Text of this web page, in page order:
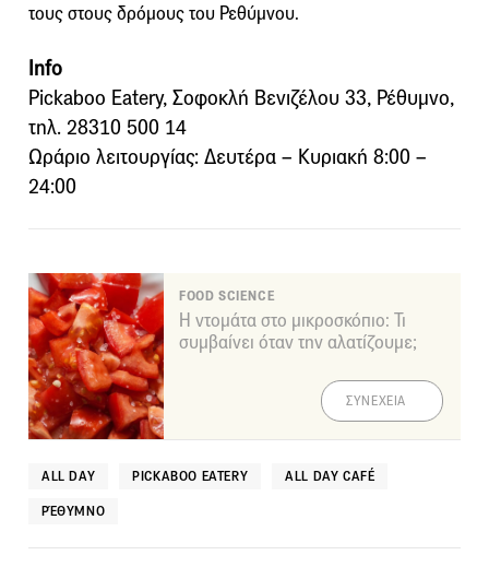
τους στους δρόμους του Ρεθύμνου.
Info
Pickaboo Eatery, Σοφοκλή Βενιζέλου 33, Ρέθυμνο,
τηλ. 28310 500 14
Ωράριο λειτουργίας: Δευτέρα – Κυριακή 8:00 –
24:00
FOOD SCIENCE
Η ντομάτα στο μικροσκόπιο: Τι
συμβαίνει όταν την αλατίζουμε;
ΣΥΝΕΧΕΙΑ
ALL DAY PICKABOO EATERY ΑLL DAY CAFÉ
ΡΈΘΥΜΝΟ